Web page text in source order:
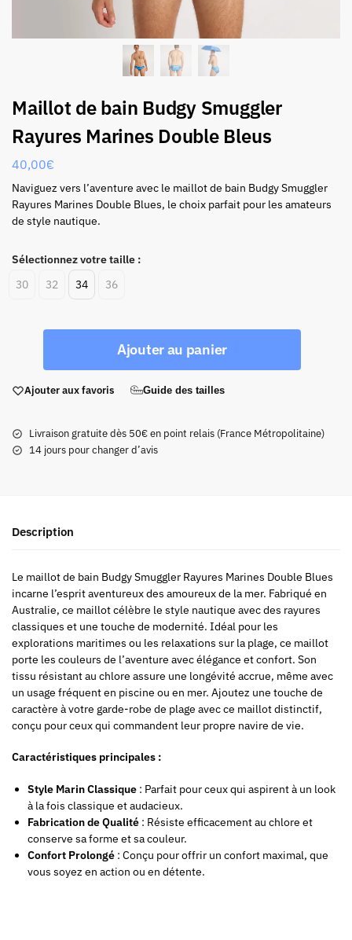
Maillot de bain Budgy Smuggler
Rayures Marines Double Bleus
40,00€
Naviguez vers l’aventure avec le maillot de bain Budgy Smuggler
Rayures Marines Double Blues, le choix parfait pour les amateurs
de style nautique.
Sélectionnez votre taille :
30
32 34 36
Ajouter au panier
Ajouter aux favoris Guide des tailles
Livraison gratuite dès 50€ en point relais (France Métropolitaine)
14 jours pour changer d’avis
Description
Le maillot de bain Budgy Smuggler Rayures Marines Double Blues
incarne l’esprit aventureux des amoureux de la mer. Fabriqué en
Australie, ce maillot célèbre le style nautique avec des rayures
classiques et une touche de modernité. Idéal pour les
explorations maritimes ou les relaxations sur la plage, ce maillot
porte les couleurs de l’aventure avec élégance et confort. Son
tissu résistant au chlore assure une longévité accrue, même avec
un usage fréquent en piscine ou en mer. Ajoutez une touche de
caractère à votre garde-robe de plage avec ce maillot distinctif,
conçu pour ceux qui commandent leur propre navire de vie.
Caractéristiques principales :
Style Marin Classique : Parfait pour ceux qui aspirent à un look
à la fois classique et audacieux.
Fabrication de Qualité : Résiste efficacement au chlore et
conserve sa forme et sa couleur.
Confort Prolongé : Conçu pour offrir un confort maximal, que
vous soyez en action ou en détente.